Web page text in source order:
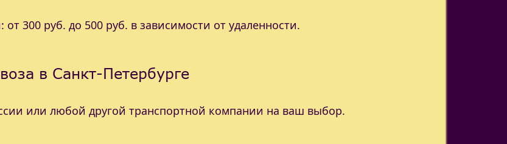
300 руб. до 500 руб. в зависимости от удаленности.
в Санкт-Петербурге
или любой другой транспортной компании на ваш выбор.